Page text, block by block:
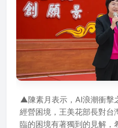
▲陳素月表示，AI浪潮衝擊
經營困境，王美花部長對台
臨的困境有著獨到的見解，